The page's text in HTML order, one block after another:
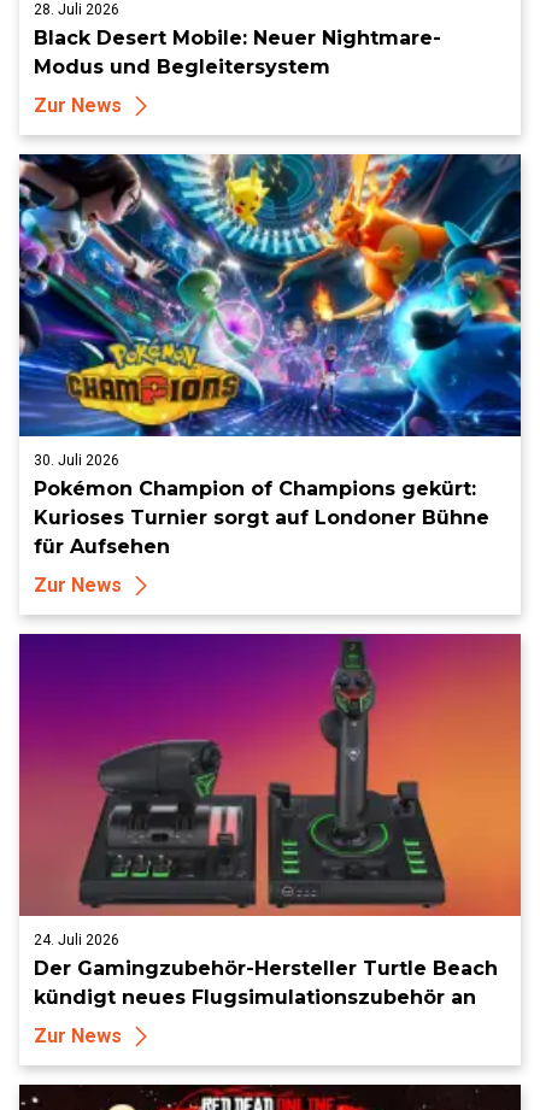
28. Juli 2026
Black Desert Mobile: Neuer Nightmare-
Modus und Begleitersystem
Zur News
30. Juli 2026
Pokémon Champion of Champions gekürt:
Kurioses Turnier sorgt auf Londoner Bühne
für Aufsehen
Zur News
24. Juli 2026
Der Gamingzubehör-Hersteller Turtle Beach
kündigt neues Flugsimulationszubehör an
Zur News